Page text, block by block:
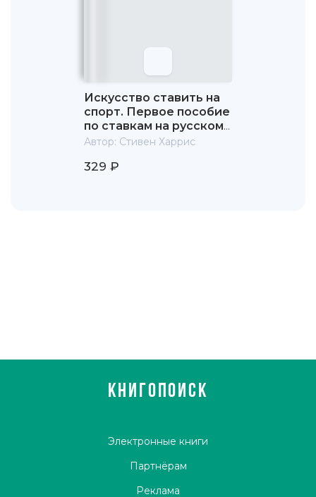
Искусство ставить на
спорт. Первое пособие
по ставкам на русском
языке
Автор: Стивен Харрис
329 ₽
КНИГОПОИСК
Электронные книги
Партнёрам
Реклама